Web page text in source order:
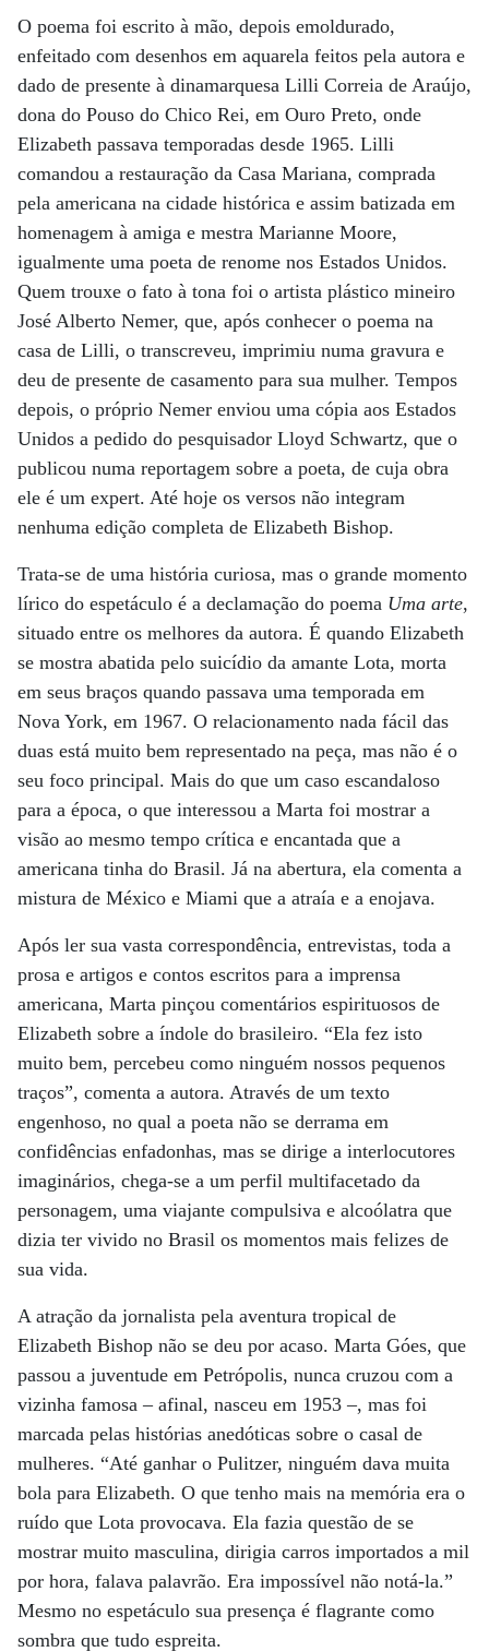
O poema foi escrito à mão, depois emoldurado,
enfeitado com desenhos em aquarela feitos pela autora e
dado de presente à dinamarquesa Lilli Correia de Araújo,
dona do Pouso do Chico Rei, em Ouro Preto, onde
Elizabeth passava temporadas desde 1965. Lilli
comandou a restauração da Casa Mariana, comprada
pela americana na cidade histórica e assim batizada em
homenagem à amiga e mestra Marianne Moore,
igualmente uma poeta de renome nos Estados Unidos.
Quem trouxe o fato à tona foi o artista plástico mineiro
José Alberto Nemer, que, após conhecer o poema na
casa de Lilli, o transcreveu, imprimiu numa gravura e
deu de presente de casamento para sua mulher. Tempos
depois, o próprio Nemer enviou uma cópia aos Estados
Unidos a pedido do pesquisador Lloyd Schwartz, que o
publicou numa reportagem sobre a poeta, de cuja obra
ele é um expert. Até hoje os versos não integram
nenhuma edição completa de Elizabeth Bishop.
Trata-se de uma história curiosa, mas o grande momento
lírico do espetáculo é a declamação do poema Uma arte,
situado entre os melhores da autora. É quando Elizabeth
se mostra abatida pelo suicídio da amante Lota, morta
em seus braços quando passava uma temporada em
Nova York, em 1967. O relacionamento nada fácil das
duas está muito bem representado na peça, mas não é o
seu foco principal. Mais do que um caso escandaloso
para a época, o que interessou a Marta foi mostrar a
visão ao mesmo tempo crítica e encantada que a
americana tinha do Brasil. Já na abertura, ela comenta a
mistura de México e Miami que a atraía e a enojava.
Após ler sua vasta correspondência, entrevistas, toda a
prosa e artigos e contos escritos para a imprensa
americana, Marta pinçou comentários espirituosos de
Elizabeth sobre a índole do brasileiro. “Ela fez isto
muito bem, percebeu como ninguém nossos pequenos
traços”, comenta a autora. Através de um texto
engenhoso, no qual a poeta não se derrama em
confidências enfadonhas, mas se dirige a interlocutores
imaginários, chega-se a um perfil multifacetado da
personagem, uma viajante compulsiva e alcoólatra que
dizia ter vivido no Brasil os momentos mais felizes de
sua vida.
A atração da jornalista pela aventura tropical de
Elizabeth Bishop não se deu por acaso. Marta Góes, que
passou a juventude em Petrópolis, nunca cruzou com a
vizinha famosa – afinal, nasceu em 1953 –, mas foi
marcada pelas histórias anedóticas sobre o casal de
mulheres. “Até ganhar o Pulitzer, ninguém dava muita
bola para Elizabeth. O que tenho mais na memória era o
ruído que Lota provocava. Ela fazia questão de se
mostrar muito masculina, dirigia carros importados a mil
por hora, falava palavrão. Era impossível não notá-la.”
Mesmo no espetáculo sua presença é flagrante como
sombra que tudo espreita.